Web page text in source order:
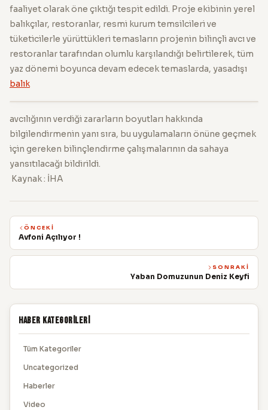
faaliyet olarak öne çıktığı tespit edildi. Proje ekibinin yerel
balıkçılar, restoranlar, resmi kurum temsilcileri ve
tüketicilerle yürüttükleri temasların projenin bilinçli avcı ve
restoranlar tarafından olumlu karşılandığı belirtilerek, tüm
yaz dönemi boyunca devam edecek temaslarda, yasadışı
balık
avcılığının verdiği zararların boyutları hakkında
bilgilendirmenin yanı sıra, bu uygulamaların önüne geçmek
için gereken bilinçlendirme çalışmalarının da sahaya
yansıtılacağı bildirildi.
Kaynak : İHA
ÖNCEKI
Avfoni Açılıyor !
SONRAKI
Yaban Domuzunun Deniz Keyfi
Haber Kategorileri
Tüm Kategoriler
Uncategorized
Haberler
Video